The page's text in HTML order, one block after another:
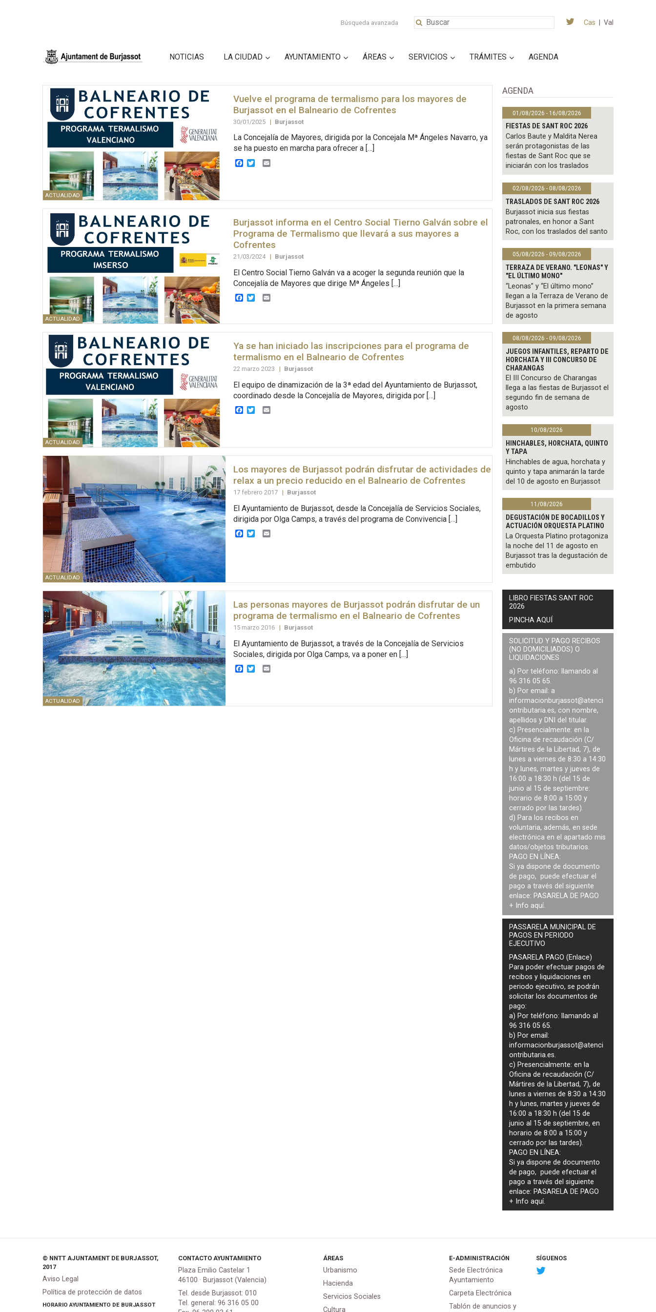
Búsqueda avanzada Cas Val
NOTICIAS LA CIUDAD AYUNTAMIENTO ÁREAS SERVICIOS TRÁMITES AGENDA
ACTUALIDAD
Vuelve el programa de termalismo para los mayores de
Burjassot en el Balneario de Cofrentes
30/01/2025 | Burjassot
La Concejalía de Mayores, dirigida por la Concejala Mª Ángeles Navarro, ya
se ha puesto en marcha para ofrecer a […]
Facebook
TwitterEmail
ACTUALIDAD
Burjassot informa en el Centro Social Tierno Galván sobre el
Programa de Termalismo que llevará a sus mayores a
Cofrentes
21/03/2024 | Burjassot
El Centro Social Tierno Galván va a acoger la segunda reunión que la
Concejalía de Mayores que dirige Mª Ángeles […]
Facebook
TwitterEmail
ACTUALIDAD
Ya se han iniciado las inscripciones para el programa de
termalismo en el Balneario de Cofrentes
22 marzo 2023 | Burjassot
El equipo de dinamización de la 3ª edad del Ayuntamiento de Burjassot,
coordinado desde la Concejalía de Mayores, dirigida por […]
Facebook
TwitterEmail
ACTUALIDAD
Los mayores de Burjassot podrán disfrutar de actividades de
relax a un precio reducido en el Balneario de Cofrentes
17 febrero 2017 | Burjassot
El Ayuntamiento de Burjassot, desde la Concejalía de Servicios Sociales,
dirigida por Olga Camps, a través del programa de Convivencia […]
Facebook
TwitterEmail
ACTUALIDAD
Las personas mayores de Burjassot podrán disfrutar de un
programa de termalismo en el Balneario de Cofrentes
15 marzo 2016 | Burjassot
El Ayuntamiento de Burjassot, a través de la Concejalía de Servicios
Sociales, dirigida por Olga Camps, va a poner en […]
Facebook
TwitterEmail
AGENDA
01/08/2026 - 16/08/2026
FIESTAS DE SANT ROC 2026
Carlos Baute y Maldita Nerea
serán protagonistas de las
fiestas de Sant Roc que se
iniciarán con los traslados
02/08/2026 - 08/08/2026
TRASLADOS DE SANT ROC 2026
Burjassot inicia sus fiestas
patronales, en honor a Sant
Roc, con los traslados del santo
05/08/2026 - 09/08/2026
TERRAZA DE VERANO. "LEONAS" Y
"EL ÚLTIMO MONO"
“Leonas” y “El último mono”
llegan a la Terraza de Verano de
Burjassot en la primera semana
de agosto
08/08/2026 - 09/08/2026
JUEGOS INFANTILES, REPARTO DE
HORCHATA Y III CONCURSO DE
CHARANGAS
El III Concurso de Charangas
llega a las fiestas de Burjassot el
segundo fin de semana de
agosto
10/08/2026
HINCHABLES, HORCHATA, QUINTO
Y TAPA
Hinchables de agua, horchata y
quinto y tapa animarán la tarde
del 10 de agosto en Burjassot
11/08/2026
DEGUSTACIÓN DE BOCADILLOS Y
ACTUACIÓN ORQUESTA PLATINO
La Orquesta Platino protagoniza
la noche del 11 de agosto en
Burjassot tras la degustación de
embutido
LIBRO FIESTAS SANT ROC
2026
PINCHA AQUÍ
SOLICITUD Y PAGO RECIBOS
(NO DOMICILIADOS) O
LIQUIDACIONES
a) Por teléfono: llamando al
96 316 05 65.
b) Por email: a
informacionburjassot@atenci
ontributaria.es, con nombre,
apellidos y DNI del titular.
c) Presencialmente: en la
Oficina de recaudación (C/
Mártires de la Libertad, 7), de
lunes a viernes de 8:30 a 14:30
h y lunes, martes y jueves de
16:00 a 18:30 h (del 15 de
junio al 15 de septiembre:
horario de 8:00 a 15:00 y
cerrado por las tardes).
d) Para los recibos en
voluntaria, además, en sede
electrónica en el apartado mis
datos/objetos tributarios.
PAGO EN LÍNEA:
Si ya dispone de documento
de pago, puede efectuar el
pago a través del siguiente
enlace: PASARELA DE PAGO
+ Info aquí.
PASSARELA MUNICIPAL DE
PAGOS EN PERIODO
EJECUTIVO
PASARELA PAGO (Enlace)
Para poder efectuar pagos de
recibos y liquidaciones en
periodo ejecutivo, se podrán
solicitar los documentos de
pago:
a) Por teléfono: llamando al
96 316 05 65.
b) Por email:
informacionburjassot@atenci
ontributaria.es.
c) Presencialmente: en la
Oficina de recaudación (C/
Mártires de la Libertad, 7), de
lunes a viernes de 8:30 a 14:30
h y lunes, martes y jueves de
16:00 a 18:30 h (del 15 de
junio al 15 de septiembre, en
horario de 8:00 a 15:00 y
cerrado por las tardes).
PAGO EN LÍNEA:
Si ya dispone de documento
de pago, puede efectuar el
pago a través del siguiente
enlace: PASARELA DE PAGO
+ Infoaquí.
© NNTT AJUNTAMENT DE BURJASSOT,
2017
Aviso Legal
Política de protección de datos
HORARIO AYUNTAMIENTO DE BURJASSOT
CONTACTO AYUNTAMIENTO
Plaza Emilio Castelar 1
46100 · Burjassot (Valencia)
Tel. desde Burjassot: 010
Tel. general: 96 316 05 00
ÁREAS
Urbanismo
Hacienda
Servicios Sociales
Cultura
E-ADMINISTRACIÓN
Sede Electrónica
Ayuntamiento
Carpeta Electrónica
Tablón de anuncios y
SÍGUENOS